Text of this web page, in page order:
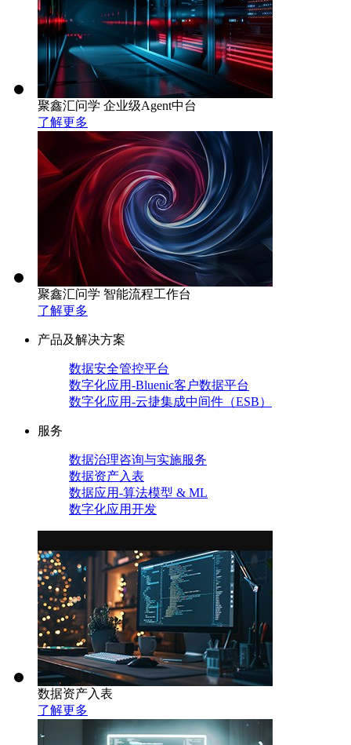
聚鑫汇问学 企业级Agent中台
了解更多
聚鑫汇问学 智能流程工作台
了解更多
产品及解决方案
数据安全管控平台
数字化应用-Bluenic客户数据平台
数字化应用-云捷集成中间件（ESB）
服务
数据治理咨询与实施服务
数据资产入表
数据应用-算法模型 & ML
数字化应用开发
数据资产入表
了解更多